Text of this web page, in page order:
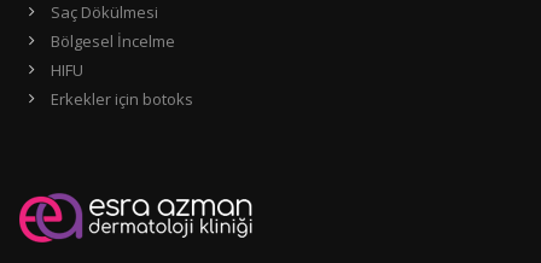
Saç Dökülmesi
Bölgesel İncelme
HIFU
Erkekler için botoks